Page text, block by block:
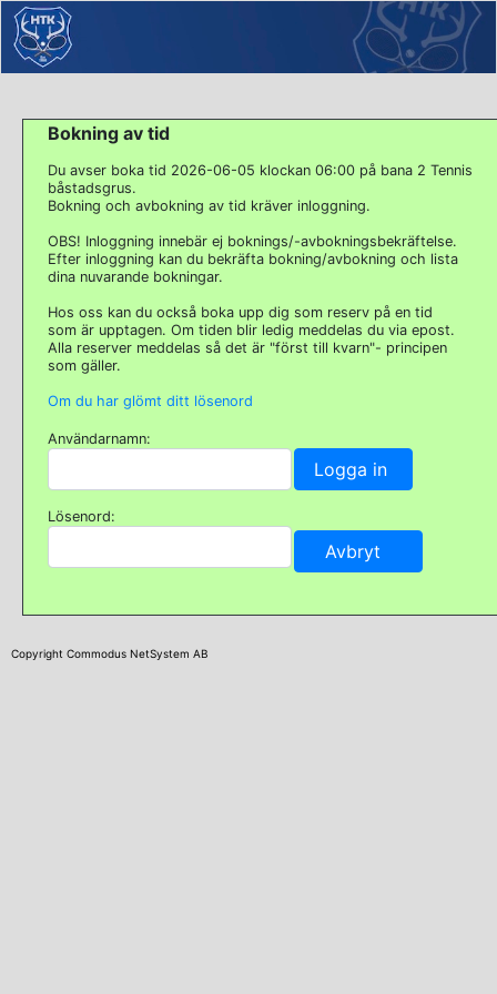
Bokning av tid
Du avser boka tid 2026-06-05 klockan 06:00 på bana 2 Tennis
båstadsgrus.
Bokning och avbokning av tid kräver inloggning.
OBS! Inloggning innebär ej boknings/-avbokningsbekräftelse.
Efter inloggning kan du bekräfta bokning/avbokning och lista
dina nuvarande bokningar.
Hos oss kan du också boka upp dig som reserv på en tid
som är upptagen. Om tiden blir ledig meddelas du via epost.
Alla reserver meddelas så det är "först till kvarn"- principen
som gäller.
Om du har glömt ditt lösenord
Användarnamn:
Lösenord:
Copyright Commodus NetSystem AB